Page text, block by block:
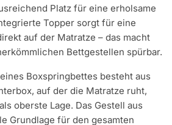
Platz für eine erholsame
Topper sorgt für eine
auf der Matratze – das macht
Bettgestellen spürbar.
Boxspringbettes besteht aus
auf der die Matratze ruht,
oberste Lage. Das Gestell aus
Grundlage für den gesamten